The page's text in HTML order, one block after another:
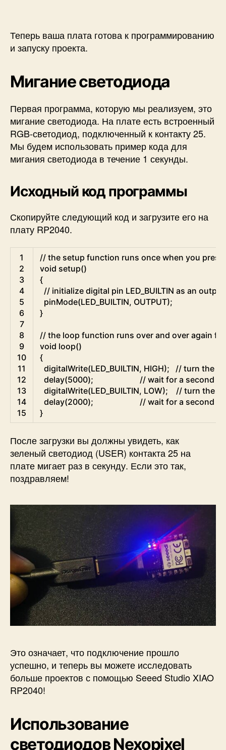
Теперь ваша плата готова к программированию
и запуску проекта.
Мигание светодиода
Первая программа, которую мы реализуем, это
мигание светодиода. На плате есть встроенный
RGB-светодиод, подключенный к контакту 25.
Мы будем использовать пример кода для
мигания светодиода в течение 1 секунды.
Исходный код программы
Скопируйте следующий код и загрузите его на
плату RP2040.
Arduino
1
2
3
4
5
6
7
8
9
10
11
12
13
14
15
// the setup function runs once when you
void setup()
{
// initialize digital pin LED_BUILTIN as an
pinMode(LED_BUILTIN, OUTPUT);
}
// the loop function runs over and over again
void loop()
{
digitalWrite(LED_BUILTIN, HIGH);
// turn the
delay(5000);
// wait for a second
digitalWrite(LED_BUILTIN, LOW);
// turn the
delay(2000);
// wait for a second
}
После загрузки вы должны увидеть, как
зеленый светодиод (USER) контакта 25 на
плате мигает раз в секунду. Если это так,
поздравляем!
Это означает, что подключение прошло
успешно, и теперь вы можете исследовать
больше проектов с помощью Seeed Studio XIAO
RP2040!
Использование
светодиодов Nexopixel